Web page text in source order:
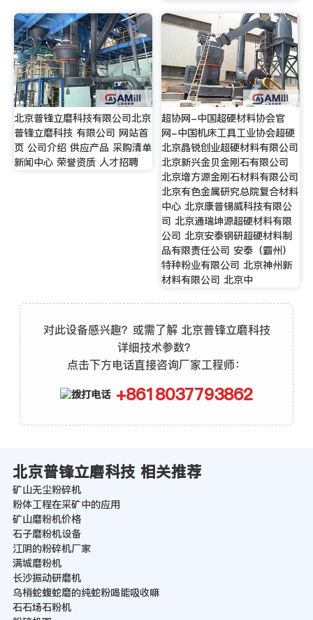
北京普锋立磨科技有限公司北京
普锋立磨科技 有限公司 网站首
页 公司介绍 供应产品 采购清单
新闻中心 荣誉资质 人才招聘
超协网-中国超硬材料协会官
网-中国机床工具工业协会超硬
北京晶锐创业超硬材料有限公司
北京新兴金贝金刚石有限公司
北京增方源金刚石材料有限公司
北京有色金属研究总院复合材料
中心 北京康普锡威科技有限公
司 北京通瑞坤源超硬材料有限
公司 北京安泰钢研超硬材料制
品有限责任公司 安泰（霸州）
特种粉业有限公司 北京神州新
材料有限公司 北京中
对此设备感兴趣？或需了解 北京普锋立磨科技
详细技术参数？
点击下方电话直接咨询厂家工程师：
+8618037793862
北京普锋立磨科技 相关推荐
矿山无尘粉碎机
粉体工程在采矿中的应用
矿山磨粉机价格
石子磨粉机设备
江阴的粉碎机厂家
满城磨粉机
长沙振动研磨机
乌梢蛇蝮蛇磨的纯蛇粉喝能吸收嘛
石石场石粉机